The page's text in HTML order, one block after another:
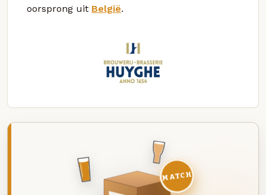
oorsprong uit België.
MATCH